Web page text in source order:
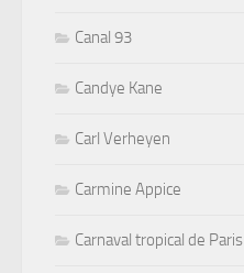
Canal 93
Candye Kane
Carl Verheyen
Carmine Appice
Carnaval tropical de Paris